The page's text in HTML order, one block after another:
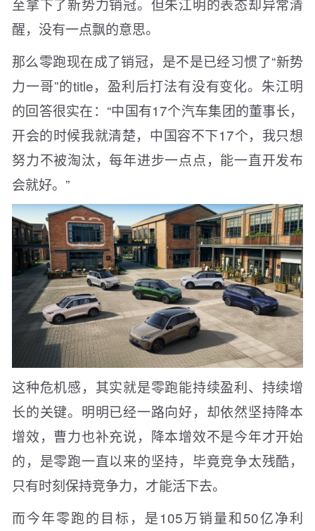
至拿下了新势力销冠。但朱江明的表态却异常清
醒，没有一点飘的意思。
那么零跑现在成了销冠，是不是已经习惯了“新势
力一哥”的title，盈利后打法有没有变化。朱江明
的回答很实在：“中国有17个汽车集团的董事长，
开会的时候我就清楚，中国容不下17个，我只想
努力不被淘汰，每年进步一点点，能一直开发布
会就好。”
这种危机感，其实就是零跑能持续盈利、持续增
长的关键。明明已经一路向好，却依然坚持降本
增效，曹力也补充说，降本增效不是今年才开始
的，是零跑一直以来的坚持，毕竟竞争太残酷，
只有时刻保持竞争力，才能活下去。
而今年零跑的目标，是105万销量和50亿净利